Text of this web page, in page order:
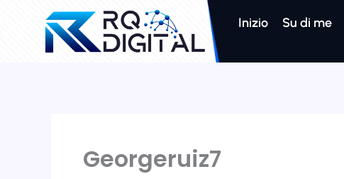
contenuto
Inizio Su di me
Georgeruiz7